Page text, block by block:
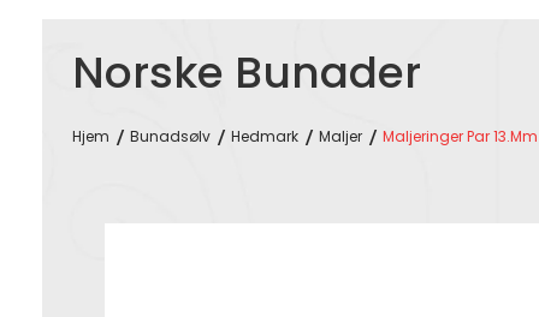
Norske Bunader
Hjem Bunadsølv Hedmark Maljer Maljeringer Par 13.mm